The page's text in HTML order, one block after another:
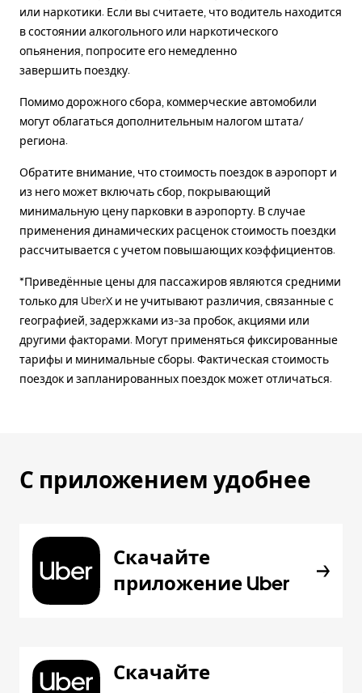
или наркотики. Если вы считаете, что водитель находится
в состоянии алкогольного или наркотического
опьянения, попросите его немедленно
завершить поездку.
Помимо дорожного сбора, коммерческие автомобили
могут облагаться дополнительным налогом штата/
региона.
Обратите внимание, что стоимость поездок в аэропорт и
из него может включать сбор, покрывающий
минимальную цену парковки в аэропорту. В случае
применения динамических расценок стоимость поездки
рассчитывается с учетом повышающих коэффициентов.
*Приведённые цены для пассажиров являются средними
только для UberX и не учитывают различия, связанные с
географией, задержками из-за пробок, акциями или
другими факторами. Могут применяться фиксированные
тарифы и минимальные сборы. Фактическая стоимость
поездок и запланированных поездок может отличаться.
С приложением удобнее
Скачайте
приложение Uber
Скачайте